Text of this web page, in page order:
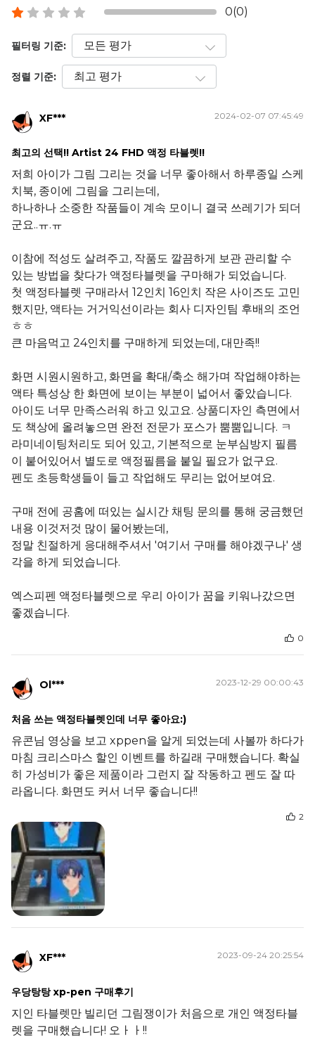
0(0)
필터링 기준:
정렬 기준:
XF*** 2024-02-07 07:45:49
최고의 선택!! Artist 24 FHD 액정 타블렛!!
저희 아이가 그림 그리는 것을 너무 좋아해서 하루종일 스케
치북, 종이에 그림을 그리는데,
하나하나 소중한 작품들이 계속 모이니 결국 쓰레기가 되더
군요..ㅠ.ㅠ
이참에 적성도 살려주고, 작품도 깔끔하게 보관 관리할 수
있는 방법을 찾다가 액정타블렛을 구마해가 되었습니다.
첫 액정타블렛 구매라서 12인치 16인치 작은 사이즈도 고민
했지만, 액타는 거거익선이라는 회사 디자인팀 후배의 조언
ㅎㅎ
큰 마음먹고 24인치를 구매하게 되었는데, 대만족!!
화면 시원시원하고, 화면을 확대/축소 해가며 작업해야하는
액타 특성상 한 화면에 보이는 부분이 넓어서 좋았습니다.
아이도 너무 만족스러워 하고 있고요. 상품디자인 측면에서
도 책상에 올려놓으면 완전 전문가 포스가 뿜뿜입니다. ㅋ
라미네이팅처리도 되어 있고, 기본적으로 눈부심방지 필름
이 붙어있어서 별도로 액정필름을 붙일 필요가 없구요.
펜도 초등학생들이 들고 작업해도 무리는 없어보여요.
구매 전에 공홈에 떠있는 실시간 채팅 문의를 통해 궁금했던
내용 이것저것 많이 물어봤는데,
정말 친절하게 응대해주셔서 '여기서 구매를 해야겠구나' 생
각을 하게 되었습니다.
엑스피펜 액정타블렛으로 우리 아이가 꿈을 키워나갔으면
좋겠습니다.
0
Ol*** 2023-12-29 00:00:43
처음 쓰는 액정타블렛인데 너무 좋아요:)
유콘님 영상을 보고 xppen을 알게 되었는데 사볼까 하다가
마침 크리스마스 할인 이벤트를 하길래 구매했습니다. 확실
히 가성비가 좋은 제품이라 그런지 잘 작동하고 펜도 잘 따
라옵니다. 화면도 커서 너무 좋습니다!!
2
XF*** 2023-09-24 20:25:54
우당탕탕 xp-pen 구매후기
지인 타블렛만 빌리던 그림쟁이가 처음으로 개인 액정타블
렛을 구매했습니다! 오ㅏㅏ!!